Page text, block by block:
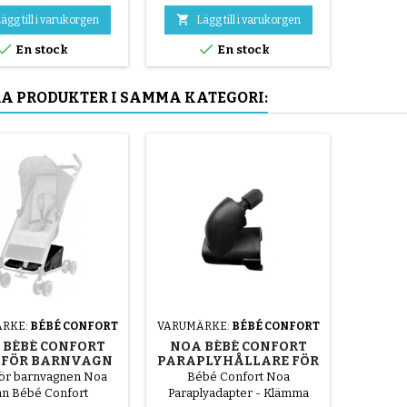
till i varukorgen
En stock
 Lägg till i varukorgen
 En stock
PRODUKTER I SAMMA KATEGORI:
BÉBÉ CONFORT
CONFORT
FÖR BARNVAGN
barnvagnen Noa
Bébé Confort
VARUMÄRKE: BÉBÉ CONFORT
NOA BÉBÉ CONFORT
PARAPLYHÅLLARE FÖR
BARNVAGN
Bébé Confort Noa
Paraplyadapter - Klämma